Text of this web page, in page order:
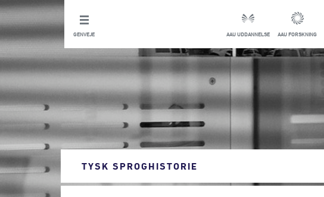
GENVEJE AAU UDDANNELSE AAU FORSKNING
TYSK SPROGHISTORIE